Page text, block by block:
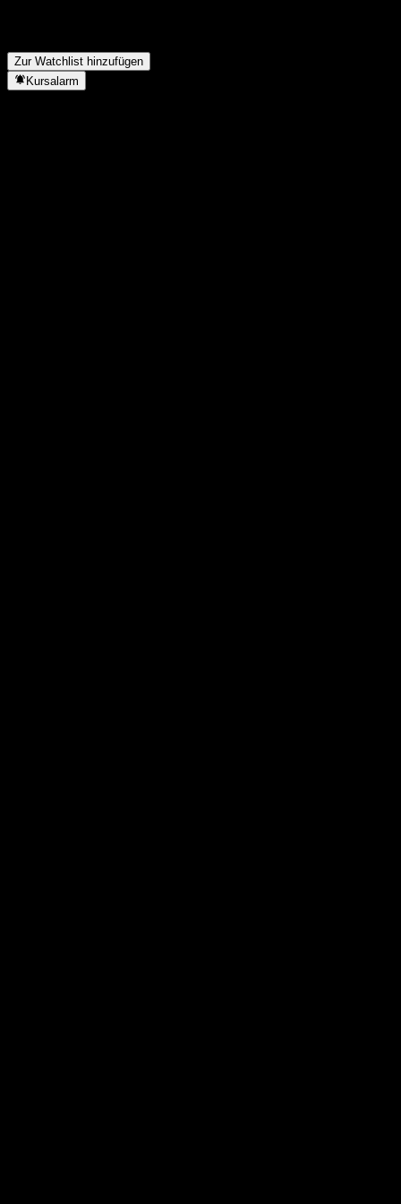
Zur Watchlist hinzufügen
Kursalarm